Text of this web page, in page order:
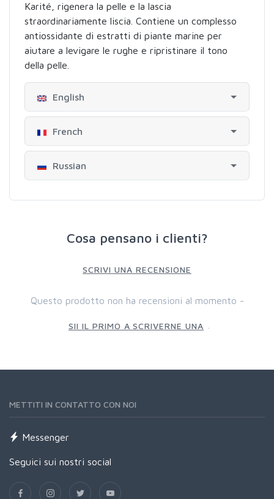
Karité, rigenera la pelle e la lascia
straordinariamente liscia. Contiene un complesso
antiossidante di estratti di piante marine per
aiutare a levigare le rughe e ripristinare il tono
della pelle.
English
French
Russian
Cosa pensano i clienti?
SCRIVI UNA RECENSIONE
Questo prodotto non ha recensioni al momento -
SII IL PRIMO A SCRIVERNE UNA
METTITI IN CONTATTO CON NOI
Messenger
Seguici sui nostri social